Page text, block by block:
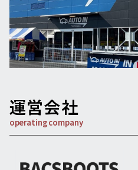
運営会社
operating company